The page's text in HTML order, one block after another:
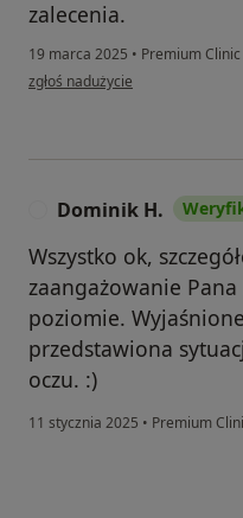
zalecenia.
19 marca 2025 • Premium Clinic
w opinii użytkownika Pacjent
zgłoś nadużycie
Dominik H.
Wszystko ok,
zaangażowanie
poziomie.
przedstawiona
oczu. :)
11 stycznia 2025 • Premium